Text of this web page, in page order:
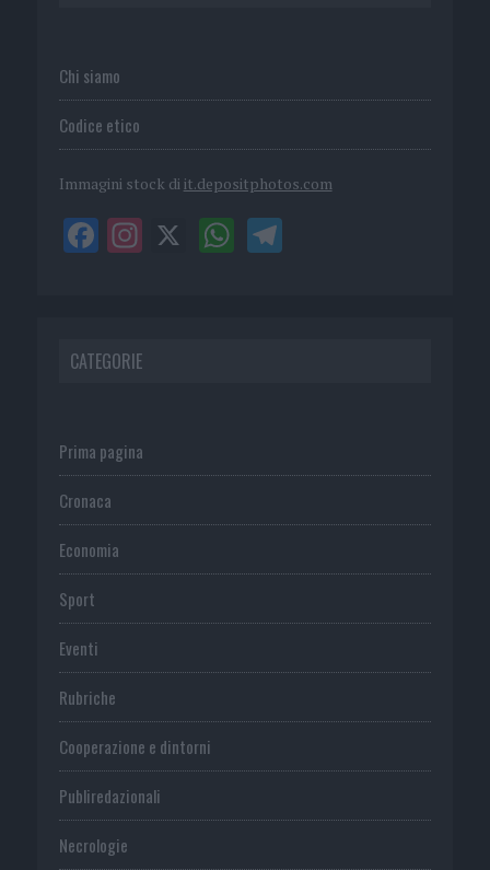
Chi siamo
Codice etico
Immagini stock di it.depositphotos.com
CATEGORIE
Prima pagina
Cronaca
Economia
Sport
Eventi
Rubriche
Cooperazione e dintorni
Publiredazionali
Necrologie